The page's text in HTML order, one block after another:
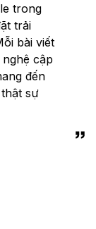
trong
trải
bài viết
cập
đến
sự